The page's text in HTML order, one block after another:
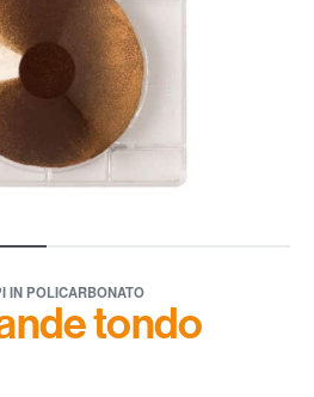
IN POLICARBONATO
tondo